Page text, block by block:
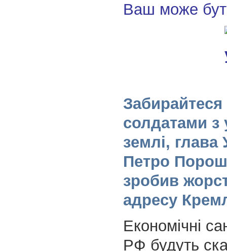
Ваш може
Забирайтеся
солдатами з
землі, глава
Петро
зробив
адресу
Економічні
РФ будуть